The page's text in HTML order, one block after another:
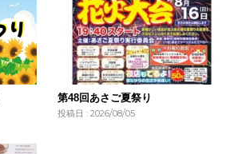
第48回あさご夏祭り
投稿日 : 2026/08/05